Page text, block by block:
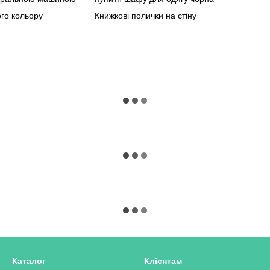
кольору
Книжкові полички на стіну
Стул трансформер 5 в 1
Кутові навісні полиці
Каталог Клієнтам